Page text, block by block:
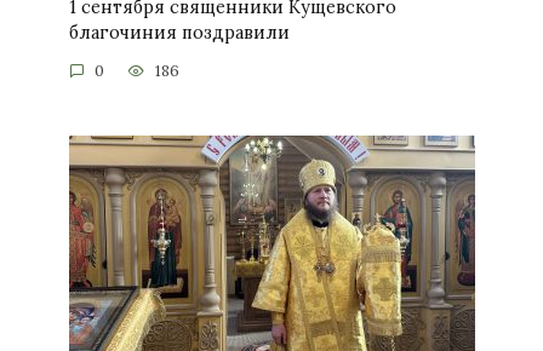
1 сентября священники Кущевского
благочиния поздравили
0 186